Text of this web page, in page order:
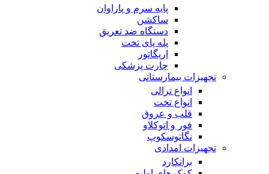
پایه سرم و پاراوان
ساکشن
دستگاه ضد تعریق
پله پای تخت
اریگاتور
چارت پزشکی
تجهیزات بیمارستانی
انواع ترالی
انواع تخت
قلب و عروق
فور و اتوکلاو
نگاتوسکوپ
تجهیزات امدادی
برانکارد